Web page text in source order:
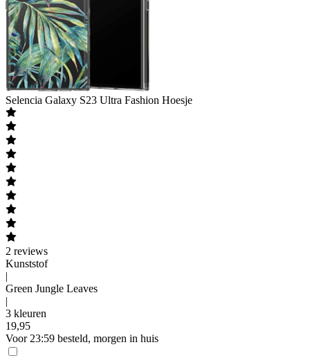
Selencia Galaxy S23 Ultra Fashion Hoesje
2 reviews
Kunststof
|
Green Jungle Leaves
|
3 kleuren
19,95
Voor 23:59 besteld, morgen in huis